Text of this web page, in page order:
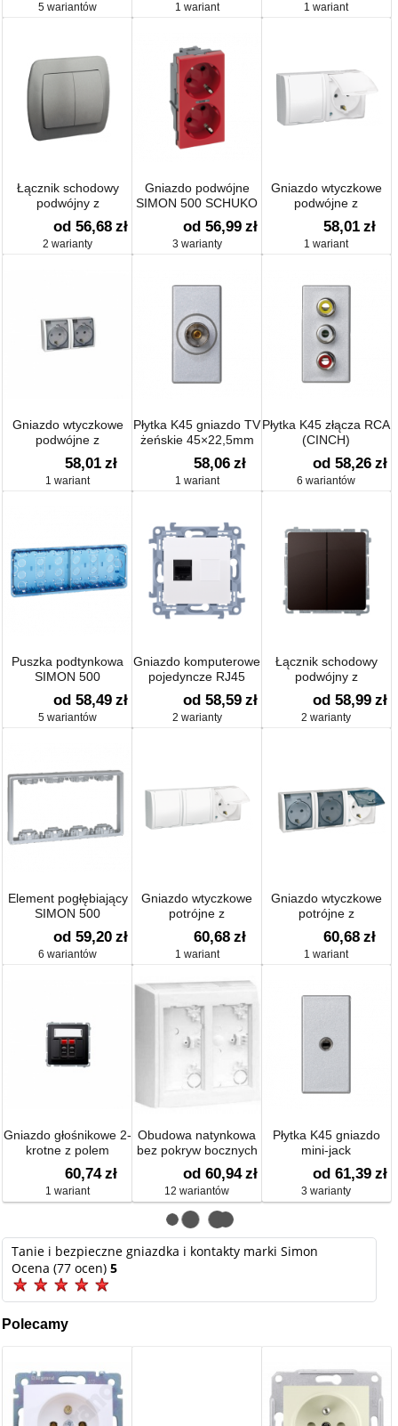
5 wariantów 1 wariant 1 wariant
Łącznik schodowy
podwójny z
podświetleniem 10AX
od 56,68 zł
2 warianty
Gniazdo podwójne
SIMON 500 SCHUKO
z sygnalizacją napięcia
16A 250V
od 56,99 zł
3 warianty
Gniazdo wtyczkowe
podwójne z
uziemieniem typu
Schuko - przesłony
torów prądowych - w
58,01 zł
1 wariant
Gniazdo wtyczkowe
podwójne z
uziemieniem typu
Schuko z przesłonami
torów prądowych - w
58,01 zł
1 wariant
Płytka K45 gniazdo TV
żeńskie 45×22,5mm
58,06 zł
1 wariant
Płytka K45 złącza RCA
(CINCH)
od 58,26 zł
6 wariantów
Puszka podtynkowa
SIMON 500
od 58,49 zł
5 wariantów
Gniazdo komputerowe
pojedyncze RJ45
kategoria 6
od 58,59 zł
2 warianty
Łącznik schodowy
podwójny z
podświetleniem LED
nie wymienialny
od 58,99 zł
2 warianty
Element pogłębiający
SIMON 500
od 59,20 zł
6 wariantów
Gniazdo wtyczkowe
potrójne z
uziemieniem typu
SCHUKO - w wersji
IP54 - klapka w
60,68 zł
1 wariant
Gniazdo wtyczkowe
potrójne z
uziemieniem typu
SCHUKO - w wersji
IP54 - klapka w
60,68 zł
1 wariant
Gniazdo głośnikowe 2-
krotne z polem
opisowym
60,74 zł
1 wariant
Obudowa natynkowa
bez pokryw bocznych
od 60,94 zł
12 wariantów
Płytka K45 gniazdo
mini-jack
od 61,39 zł
3 warianty
Tanie i bezpieczne gniazdka i kontakty marki Simon
Ocena (77 ocen)5
Polecamy